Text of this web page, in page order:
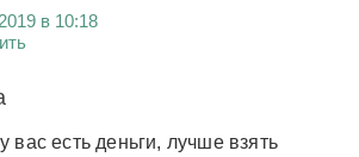
в 10:18
вас есть деньги, лучше взять